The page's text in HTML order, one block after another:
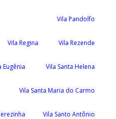
Vila Pandolfo
Vila Regina Vila Rezende
Eugênia Vila Santa Helena
Vila Santa Maria do Carmo
Vila Santo Antônio